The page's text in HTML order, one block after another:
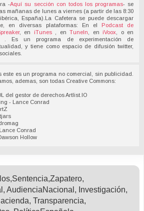
-Aquí su sección con todos los programas- se
mañanas de lunes a viernes (a partir de las 8:30
España).La Cafetera se puede descargar
en diversas plataformas: En el Podcast de
, en iTunes , enTuneIn , en iVoox , o en
Es un programa de experimentación de
y tiene como espacio de difusión twitter,
este es un programa no comercial, sin publicidad.
ademas, son todas Creative Commons:
del gestor de derechos Artlist.IO
- Lance Conrad
Conrad
Hollow
AudienciaNacional, Investigación,
Transparencia,